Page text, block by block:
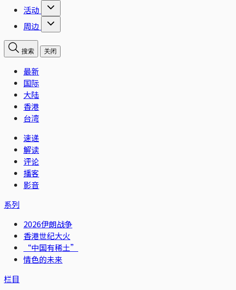
活动
周边
搜索 关闭
最新
国际
大陆
香港
台湾
速递
解读
评论
播客
影音
系列
2026伊朗战争
香港世纪大火
“中国有稀土”
情色的未来
栏目